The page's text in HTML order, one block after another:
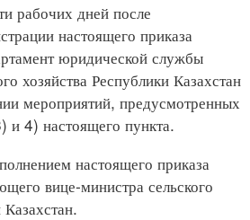
рабочих дней после
настоящего приказа
юридической службы
хозяйства Республики Казахстан
мероприятий, предусмотренных
4) настоящего пункта.
настоящего приказа
вице-министра сельского